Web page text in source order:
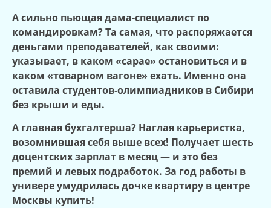
А сильно пьющая дама-специалист по
командировкам? Та самая, что распоряжается
деньгами преподавателей, как своими:
указывает, в каком «сарае» остановиться и в
каком «товарном вагоне» ехать. Именно она
оставила студентов‑олимпиадников в Сибири
без крыши и еды.
А главная бухгалтерша? Наглая карьеристка,
возомнившая себя выше всех! Получает шесть
доцентских зарплат в месяц — и это без
премий и левых подработок. За год работы в
универе умудрилась дочке квартиру в центре
Москвы купить!